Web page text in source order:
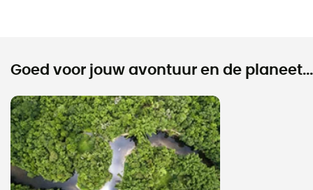
Goed voor jouw avontuur en de planeet...